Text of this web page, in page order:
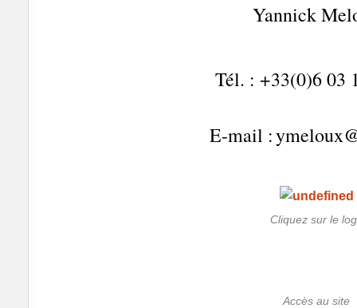
Yannick
Tél. : +33(0)6 03
E-mail :
Cliquez sur le
Accès au site